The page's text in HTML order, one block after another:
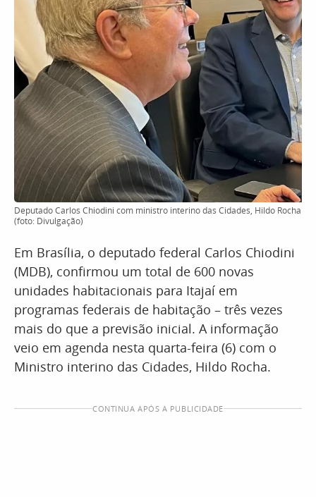
Deputado Carlos Chiodini com ministro interino das Cidades, Hildo Rocha
(foto: Divulgação)
Em Brasília, o deputado federal Carlos Chiodini
(MDB), confirmou um total de 600 novas
unidades habitacionais para Itajaí em
programas federais de habitação – três vezes
mais do que a previsão inicial. A informação
veio em agenda nesta quarta-feira (6) com o
Ministro interino das Cidades, Hildo Rocha.
CONTINUA APÓS A PUBLICIDADE